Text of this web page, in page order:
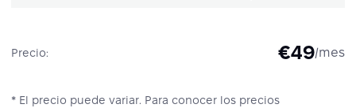
Precio: €49/mes
* El precio puede variar. Para conocer los precios